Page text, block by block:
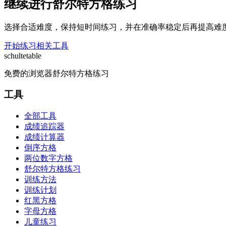
继续进行舒尔特方格练习
选择合适难度，保持短时间练习，并在准确率稳定后再提高难
开始练习相关工具
schultetable
免费的浏览器舒尔特方格练习
工具
全部工具
成绩追踪器
成绩计算器
倒序方格
两位数字方格
舒尔特方格练习
训练方法
训练计划
红黑方格
字母方格
儿童练习